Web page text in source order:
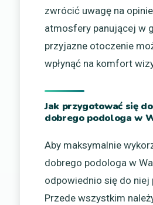
zwrócić uwagę na
atmosfery panującej w
przyjazne otoczenie
wpłynąć na komfort
Jak przygotować się
dobrego podologa w
Aby maksymalnie
dobrego podologa w
odpowiednio się do niej
Przede wszystkim